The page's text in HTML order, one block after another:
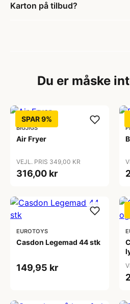
Karton på tilbud?
Du er måske
SPAR 9%
BIGJIGS
Air Fryer
VEJL. PRIS 349,00 KR
316,00 kr
EUROTOYS
Casdon Legemad 44 stk
149,95 kr